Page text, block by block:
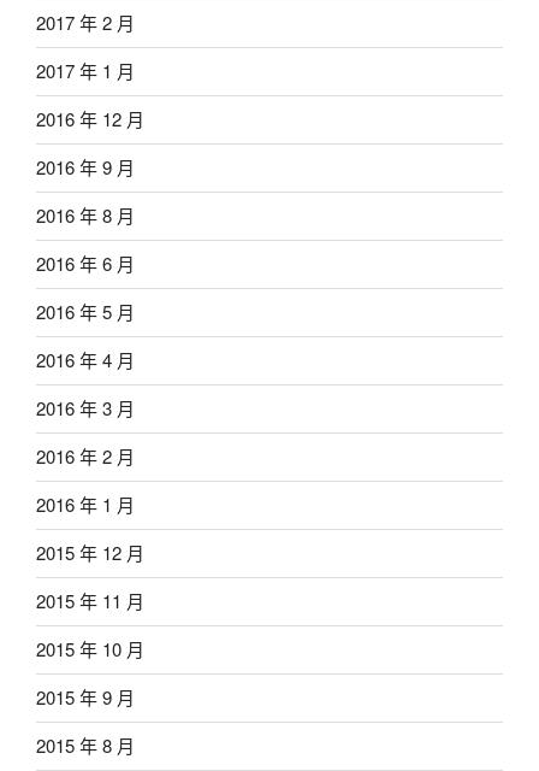
2017 年 2 月
2017 年 1 月
2016 年 12 月
2016 年 9 月
2016 年 8 月
2016 年 6 月
2016 年 5 月
2016 年 4 月
2016 年 3 月
2016 年 2 月
2016 年 1 月
2015 年 12 月
2015 年 11 月
2015 年 10 月
2015 年 9 月
2015 年 8 月